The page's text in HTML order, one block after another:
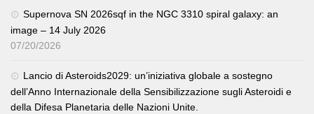
Supernova SN 2026sqf in the NGC 3310 spiral galaxy: an
image – 14 July 2026
07/20/2026
Lancio di Asteroids2029: un’iniziativa globale a sostegno
dell’Anno Internazionale della Sensibilizzazione sugli Asteroidi e
della Difesa Planetaria delle Nazioni Unite.